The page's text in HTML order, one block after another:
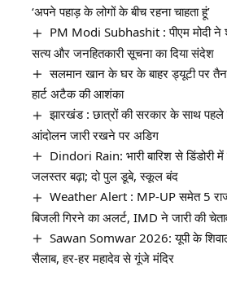
‘अपने पहाड़ के लोगों के बीच रहना चाहता हूं’
PM Modi Subhashit : पीएम मोदी ने
सत्य और जनहितकारी सूचना का दिया संदेश
सलमान खान के घर के बाहर ड्यूटी पर
हार्ट अटैक की आशंका
झारखंड : छात्रों की सरकार के साथ पहले
आंदोलन जारी रखने पर अडिग
Dindori Rain: भारी बारिश से डिंडोरी में
जलस्तर बढ़ा; दो पुल डूबे, स्कूल बंद
Weather Alert : MP-UP समेत 5
बिजली गिरने का अलर्ट, IMD ने जारी की
Sawan Somwar 2026: यूपी के
सैलाब, हर-हर महादेव से गूंजे मंदिर